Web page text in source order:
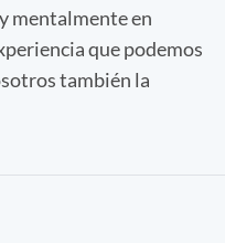
mentalmente en
que podemos
también la